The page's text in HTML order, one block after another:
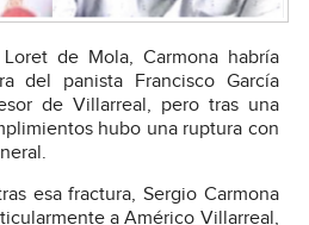
de Mola, Carmona habría
del panista Francisco García
de Villarreal, pero tras una
hubo una ruptura con
esa fractura, Sergio Carmona
a Américo Villarreal,